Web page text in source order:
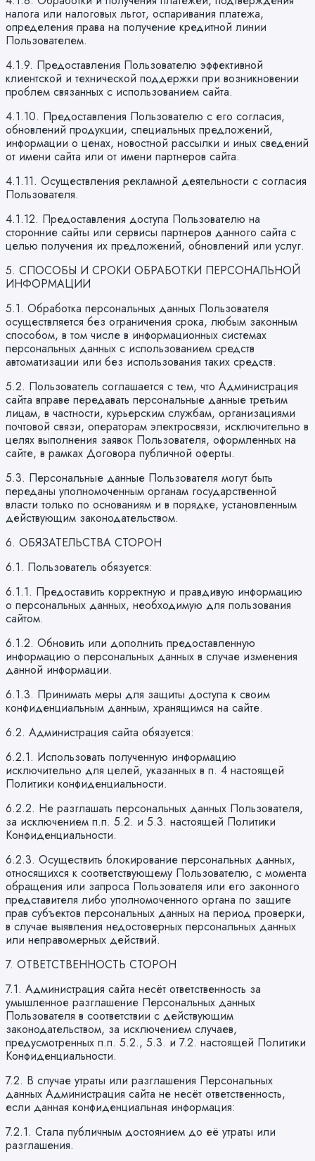
налога или налоговых льгот, оспаривания платежа,
определения права на получение кредитной линии
Пользователем.
4.1.9. Предоставления Пользователю эффективной
клиентской и технической поддержки при возникновении
проблем связанных с использованием сайта.
4.1.10. Предоставления Пользователю с его согласия,
обновлений продукции, специальных предложений,
информации о ценах, новостной рассылки и иных сведений
от имени сайта или от имени партнеров сайта.
4.1.11. Осуществления рекламной деятельности с согласия
Пользователя.
4.1.12. Предоставления доступа Пользователю на
сторонние сайты или сервисы партнеров данного сайта с
целью получения их предложений, обновлений или услуг.
5. СПОСОБЫ И СРОКИ ОБРАБОТКИ ПЕРСОНАЛЬНОЙ
ИНФОРМАЦИИ
5.1. Обработка персональных данных Пользователя
осуществляется без ограничения срока, любым законным
способом, в том числе в информационных системах
персональных данных с использованием средств
автоматизации или без использования таких средств.
5.2. Пользователь соглашается с тем, что Администрация
сайта вправе передавать персональные данные третьим
лицам, в частности, курьерским службам, организациями
почтовой связи, операторам электросвязи, исключительно в
целях выполнения заявок Пользователя, оформленных на
сайте, в рамках Договора публичной оферты.
5.3. Персональные данные Пользователя могут быть
переданы уполномоченным органам государственной
власти только по основаниям и в порядке, установленным
действующим законодательством.
6. ОБЯЗАТЕЛЬСТВА СТОРОН
6.1. Пользователь обязуется:
6.1.1. Предоставить корректную и правдивую информацию
о персональных данных, необходимую для пользования
сайтом.
6.1.2. Обновить или дополнить предоставленную
информацию о персональных данных в случае изменения
данной информации.
6.1.3. Принимать меры для защиты доступа к своим
конфиденциальным данным, хранящимся на сайте.
6.2. Администрация сайта обязуется:
6.2.1. Использовать полученную информацию
исключительно для целей, указанных в п. 4 настоящей
Политики конфиденциальности.
6.2.2. Не разглашать персональных данных Пользователя,
за исключением п.п. 5.2. и 5.3. настоящей Политики
Конфиденциальности.
6.2.3. Осуществить блокирование персональных данных,
относящихся к соответствующему Пользователю, с момента
обращения или запроса Пользователя или его законного
представителя либо уполномоченного органа по защите
прав субъектов персональных данных на период проверки,
в случае выявления недостоверных персональных данных
или неправомерных действий.
7. ОТВЕТСТВЕННОСТЬ СТОРОН
7.1. Администрация сайта несёт ответственность за
умышленное разглашение Персональных данных
Пользователя в соответствии с действующим
законодательством, за исключением случаев,
предусмотренных п.п. 5.2., 5.3. и 7.2. настоящей Политики
Конфиденциальности.
7.2. В случае утраты или разглашения Персональных
данных Администрация сайта не несёт ответственность,
если данная конфиденциальная информация:
7.2.1. Стала публичным достоянием до её утраты или
разглашения.